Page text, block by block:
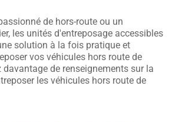
de hors-route ou un
les unités d'entreposage accessibles
solution à la fois pratique et
vos véhicules hors route de
davantage de renseignements sur la
les véhicules hors route de